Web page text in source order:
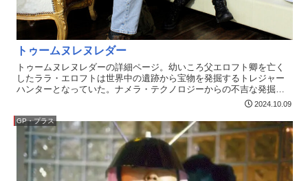
トゥームヌレヌレダー
トゥームヌレヌレダーの詳細ページ。幼いころ父エロフト卿を亡く
したララ・エロフトは世界中の遺跡から宝物を発掘するトレジャー
ハンターとなっていた。ナメラ・テクノロジーからの不吉な発掘依
頼を、謎の男ラーソンから持ちかけられる。すでにヌレヌレとなっ
ていたララは仕事と同時にデカマラも受け入れてしまう。遺跡を求
めエジプトへ向かうが、そこはナメラ・テクノロジー率いるジャク
リーヌが罠を張りララの命を狙っていた！
2024.10.09
GP・プラス